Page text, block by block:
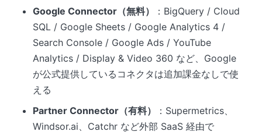
Google Connector（無料）
：BigQuery / Cloud
SQL / Google Sheets / Google Analytics 4 /
Search Console / Google Ads / YouTube
Analytics / Display & Video 360 など、Google
が公式提供しているコネクタは追加課金なしで使
える
Partner Connector（有料）
：Supermetrics、
Windsor.ai、Catchr など外部 SaaS 経由で